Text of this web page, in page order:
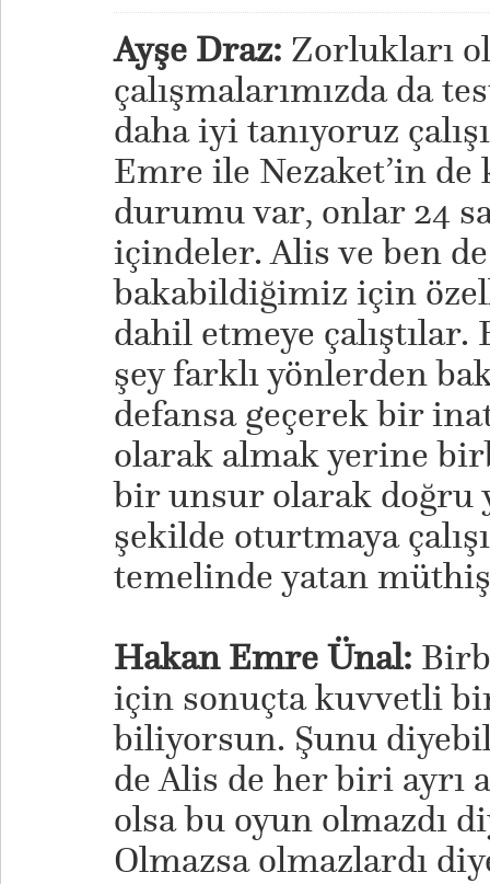
Ayşe Draz: Zorlukları
çalışmalarımızda da
daha iyi tanıyoruz
Emre ile Nezaket’in de
durumu var, onlar 24
içindeler. Alis ve ben
bakabildiğimiz için
dahil etmeye
şey farklı yönlerden
defansa geçerek bir
olarak almak yerine
bir unsur olarak doğru
şekilde oturtmaya
temelinde yatan
Hakan Emre Ünal:
için sonuçta kuvvetli
biliyorsun. Şunu
de Alis de her biri ayrı
olsa bu oyun olmazdı
Olmazsa olmazlardı